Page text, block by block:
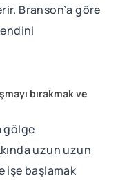
Branson’a göre
bırakmak ve
gölge
uzun uzun
işe başlamak